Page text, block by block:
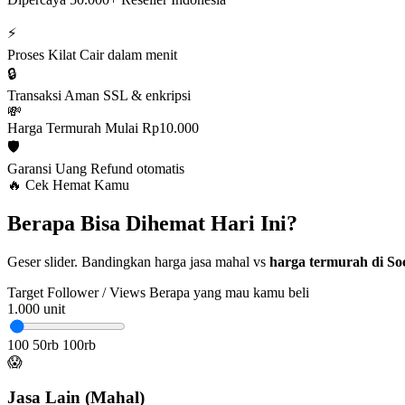
⚡
Proses Kilat Cair dalam menit
🔒
Transaksi Aman SSL & enkripsi
💸
Harga Termurah Mulai Rp10.000
🛡️
Garansi Uang Refund otomatis
🔥 Cek Hemat Kamu
Berapa Bisa Dihemat Hari Ini?
Geser slider. Bandingkan harga jasa mahal vs harga termurah di
Target Follower / Views Berapa yang mau kamu beli
1.000 unit
100 50rb 100rb
😱
Jasa Lain (Mahal)